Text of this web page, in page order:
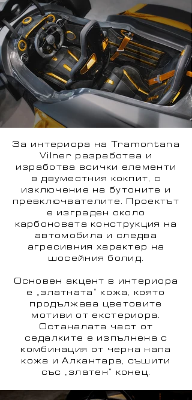
За интериора на Tramontana
Vilner разработва и
изработва всички елементи
в двуместния кокпит, с
изключение на бутоните и
превключвателите. Проектът
е изграден около
карбоновата конструкция на
автомобила и следва
агресивния характер на
шосейния болид.
Основен акцент в интериора
е „златната“ кожа, която
продължава цветовите
мотиви от екстериора.
Останалата част от
седалките е изпълнена с
комбинация от черна напа
кожа и Алкантара, съшити
със „златен“ конец.